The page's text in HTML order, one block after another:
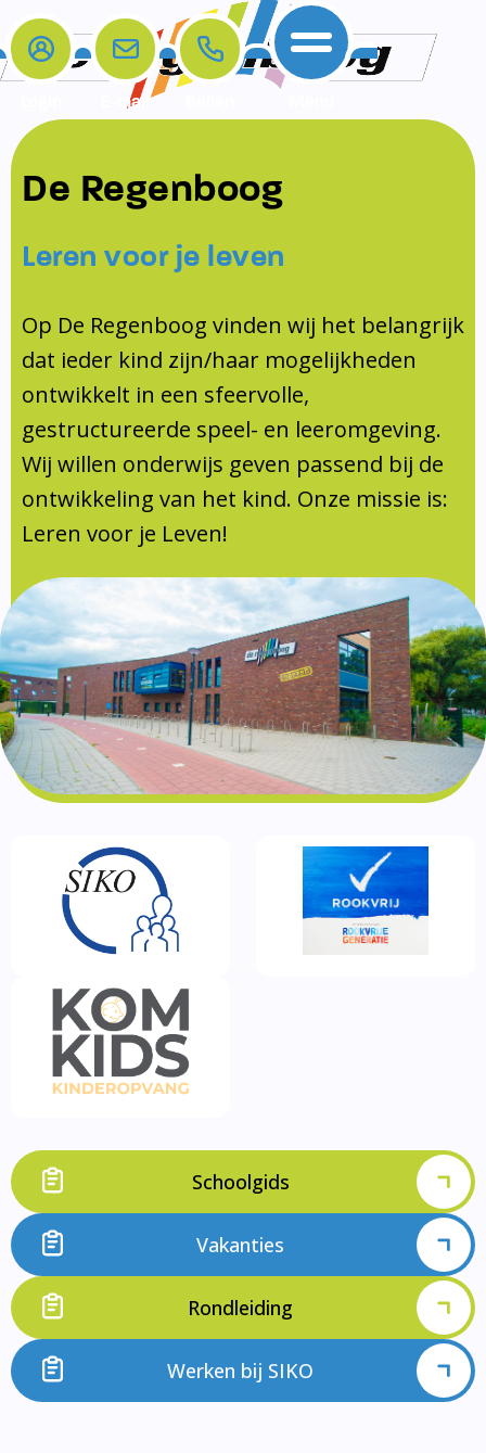
Home
De school
Opleiding en Stage
KomKids
Schoolvakanties
Ouderraad
Medezeggenschapsraad
Documentatie
Formulieren
SIKO
Ouders
Ouders
Contact
Contact
Contact
Samenwerkingen
Samenwerkingen
Schoollogopedist
E-mail
De Regenboog
Leren voor je leven
Op De Regenboog vinden wij het belangrijk
dat ieder kind zijn/haar mogelijkheden
ontwikkelt in een sfeervolle,
gestructureerde speel- en leeromgeving.
Wij willen onderwijs geven passend bij de
ontwikkeling van het kind. Onze missie is:
Leren voor je Leven!
Schoolgids
Vakanties
Rondleiding
Werken bij SIKO